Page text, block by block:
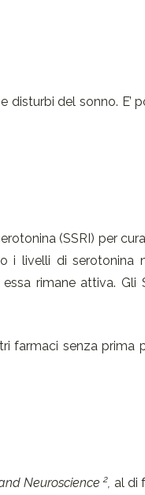
del sonno. E’
(SSRI) per
i livelli di serotonina
rimane attiva. Gli
farmaci senza prima
Neuroscience2, al di